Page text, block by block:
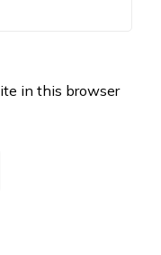
in this browser